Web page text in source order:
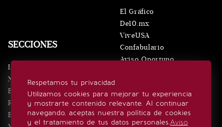
Respetamos tu privacidad
Utilizamos cookies para mejorar tu experiencia
y mostrarte contenido relevante. Al continuar
navegando, aceptas nuestra política de cookies
y el tratamiento de tus datos personales.Aviso
SECCIONES
Inicio
Noticias
Eventos
Realeza
Estilo de vida
El Gráfico
De10.mx
ViveUSA
Confabulario
Aviso Oportuno
SÍGUENOS